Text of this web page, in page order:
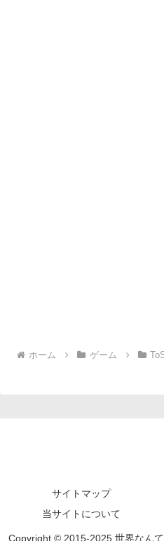
ホーム ゲーム
サイトマップ
当サイトについて
Copyright © 2015-2025 世界なん